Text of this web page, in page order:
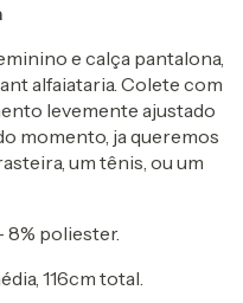
e calça pantalona,
alfaiataria. Colete com
levemente ajustado
momento, ja queremos
um tênis, ou um
8% poliester.
116cm total.